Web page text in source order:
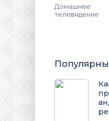
Домашнее
телевидение